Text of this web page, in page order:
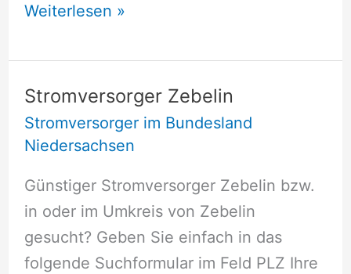
Stromversorger
Weiterlesen »
Stromversorger Zebelin
Stromversorger im Bundesland
Niedersachsen
Günstiger Stromversorger Zebelin bzw.
in oder im Umkreis von Zebelin
gesucht? Geben Sie einfach in das
folgende Suchformular im Feld PLZ Ihre